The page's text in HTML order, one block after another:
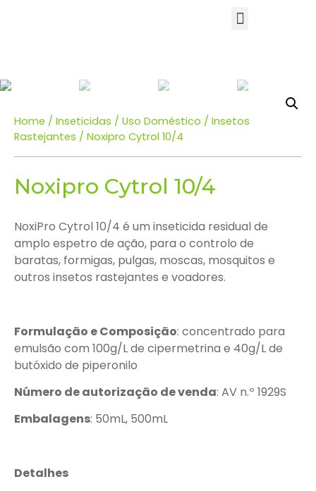
Home / Inseticidas / Uso Doméstico / Insetos
Rastejantes / Noxipro Cytrol 10/4
Noxipro Cytrol 10/4
NoxiPro Cytrol 10/4 é um inseticida residual de
amplo espetro de ação, para o controlo de
baratas, formigas, pulgas, moscas, mosquitos e
outros insetos rastejantes e voadores.
Formulação e Composição: concentrado para
emulsão com 100g/L de cipermetrina e 40g/L de
butóxido de piperonilo
Número de autorização de venda: AV n.º 1929S
Embalagens: 50mL, 500mL
Detalhes